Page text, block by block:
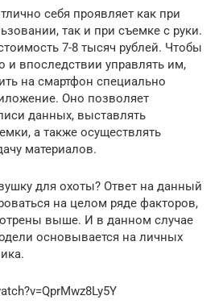
себя проявляет как при
так и при съемке с руки.
7-8 тысяч рублей. Чтобы
и впоследствии управлять им,
на смартфон специально
Оно позволяет
данных, выставлять
а также осуществлять
материалов.
для охоты? Ответ на данный
на целом ряде факторов,
выше. И в данном случае
основывается на личных